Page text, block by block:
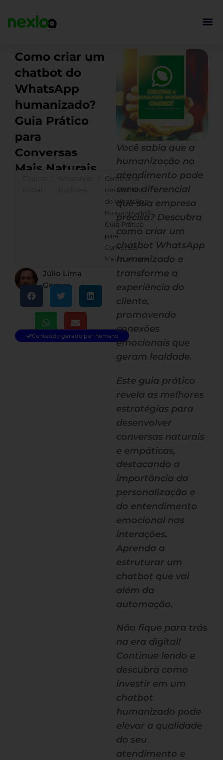
para
Como criar um
chatbot do
WhatsApp
humanizado?
Guia Prático
para
Conversas
Mais Naturais
Como criar
um chatbot
do WhatsApp
humanizado?
Guia Prático
para
Conversas
Mais Naturais
Júlio Lima
Gomes
Conteúdo gerado por humano
Você sabia que a
humanização no
atendimento pode
ser o diferencial
que sua empresa
precisa? Descubra
como criar um
chatbot WhatsApp
humanizado e
transforme a
experiência do
cliente,
promovendo
conexões
emocionais que
geram lealdade.
Este guia prático
revela as melhores
estratégias para
desenvolver
conversas naturais
e empáticas,
destacando a
importância da
personalização e
do entendimento
emocional nas
interações.
Aprenda a
estruturar um
chatbot que vai
além da
automação.
Não fique para trás
na era digital!
Continue lendo e
descubra como
investir em um
chatbot
humanizado pode
elevar a qualidade
do seu
atendimento e